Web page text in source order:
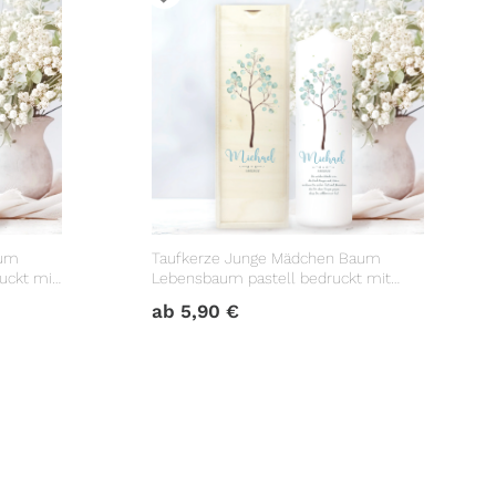
mit
Taufkerze Junge Mädchen Baum
Lebensbaum pastell bedruckt mit
eigenem, vorgegebenem oder keinem
ab 5,90€